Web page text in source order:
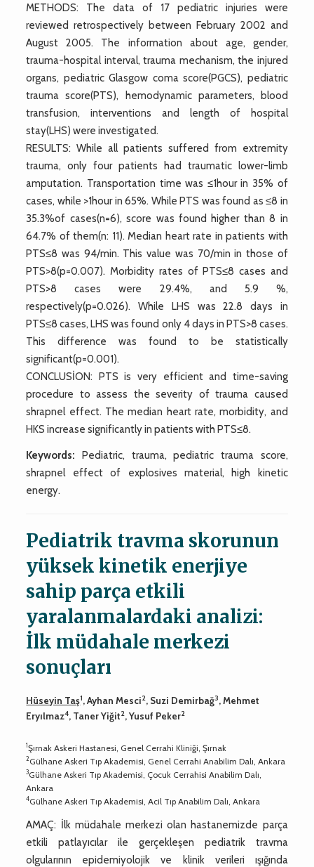
METHODS: The data of 17 pediatric injuries were
reviewed retrospectively between February 2002 and
August 2005. The information about age, gender,
trauma-hospital interval, trauma mechanism, the injured
organs, pediatric Glasgow coma score(PGCS), pediatric
trauma score(PTS), hemodynamic parameters, blood
transfusion, interventions and length of hospital
stay(LHS) were investigated.
RESULTS: While all patients suffered from extremity
trauma, only four patients had traumatic lower-limb
amputation. Transportation time was ≤1hour in 35% of
cases, while >1hour in 65%. While PTS was found as ≤8 in
35.3%of cases(n=6), score was found higher than 8 in
64.7% of them(n: 11). Median heart rate in patients with
PTS≤8 was 94/min. This value was 70/min in those of
PTS>8(p=0.007). Morbidity rates of PTS≤8 cases and
PTS>8 cases were 29.4%, and 5.9 %,
respectively(p=0.026). While LHS was 22.8 days in
PTS≤8 cases, LHS was found only 4 days in PTS>8 cases.
This difference was found to be statistically
significant(p=0.001).
CONCLUSİON: PTS is very efficient and time-saving
procedure to assess the severity of trauma caused
shrapnel effect. The median heart rate, morbidity, and
HKS increase significantly in patients with PTS≤8.
Keywords: Pediatric, trauma, pediatric trauma score,
shrapnel effect of explosives material, high kinetic
energy.
Pediatrik travma skorunun
yüksek kinetik enerjiye
sahip parça etkili
yaralanmalardaki analizi:
İlk müdahale merkezi
sonuçları
Hüseyin Taş1, Ayhan Mesci2, Suzi Demirbağ3, Mehmet
Eryılmaz4, Taner Yiğit2, Yusuf Peker2
1Şırnak Askeri Hastanesi, Genel Cerrahi Kliniği, Şırnak
2Gülhane Askeri Tıp Akademisi, Genel Cerrahi Anabilim Dalı, Ankara
3Gülhane Askeri Tıp Akademisi, Çocuk Cerrahisi Anabilim Dalı,
Ankara
4Gülhane Askeri Tıp Akademisi, Acil Tıp Anabilim Dalı, Ankara
AMAÇ: İlk müdahale merkezi olan hastanemizde parça
etkili patlayıcılar ile gerçekleşen pediatrik travma
olgularının epidemiyolojik ve klinik verileri ışığında